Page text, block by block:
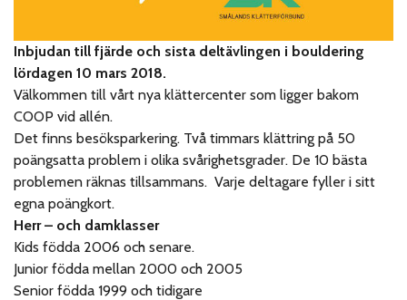
Inbjudan till fjärde och sista deltävlingen i bouldering
lördagen 10 mars 2018.
Välkommen till vårt nya klättercenter som ligger bakom
COOP vid allén.
Det finns besöksparkering. Två timmars klättring på 50
poängsatta problem i olika svårighetsgrader. De 10 bästa
problemen räknas tillsammans. Varje deltagare fyller i sitt
egna poängkort.
Herr – och damklasser
Kids födda 2006 och senare.
Junior födda mellan 2000 och 2005
Senior födda 1999 och tidigare